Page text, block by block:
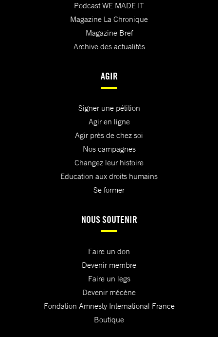
Podcast WE MADE IT
Magazine La Chronique
Magazine Bref
Archive des actualités
AGIR
Signer une pétition
Agir en ligne
Agir près de chez soi
Nos campagnes
Changez leur histoire
Education aux droits humains
Se former
NOUS SOUTENIR
Faire un don
Devenir membre
Faire un legs
Devenir mécène
Fondation Amnesty International France
Boutique